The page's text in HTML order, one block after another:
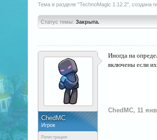
Тема в разделе "TechnoMagic 1.12.2", создана
Статус темы: Закрыта.
ChedMC
Игрок
Регистрация:
Иногда на
включены если
ChedMC, 11